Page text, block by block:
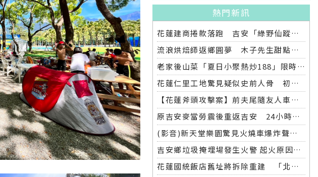
熱門新訊
花蓮建商捲款落跑 吉安「綠野仙蹤」整棟2.6億將法拍
流浪烘焙師返鄉圓夢 木子先生甜點工作坊吉安正式開幕
老家後山菜「夏日小聚熱炒188」限時開桌，只在太 昌店獨家登場
花蓮仁里工地驚見疑似史前人骨 初判無刑事成分引發關注
【花蓮斧頭攻擊案】前夫尾隨友人車返家 潛入斧砍前妻 遭警方逮捕移送
原吉安麥當勞震後重返吉安 24小時營運7月28日盛大開幕
(影音)新天堂樂園驚見火燒車爆炸聲連連 警消撲滅後竟現焦屍
吉安鄉垃圾掩埋場發生火警 起火原因待釐清
花蓮國統飯店舊址將拆除重建 「北昌安居」社會住宅預計2029年完工